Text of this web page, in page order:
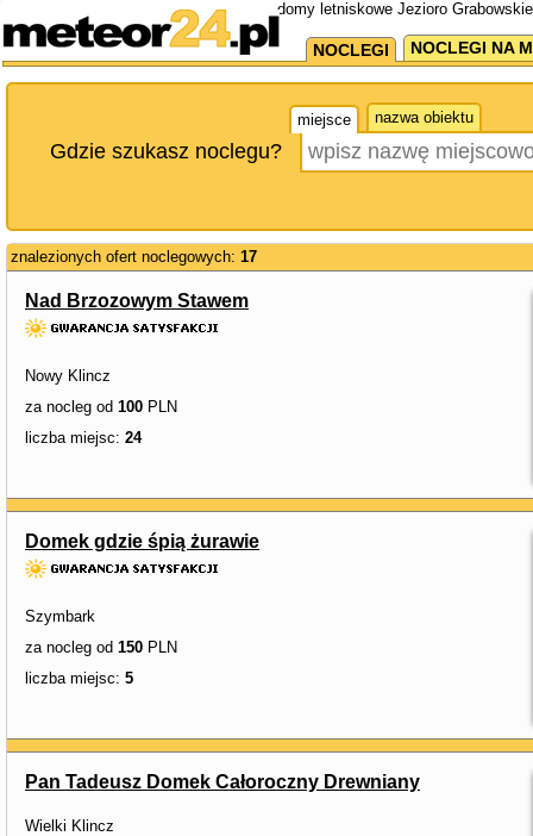
domy letniskowe Jezioro
NOCLEGI NOCLEGI NA
miejsce nazwa obiektu
Gdzie szukasz noclegu?
znalezionych ofert noclegowych: 17
Nad Brzozowym Stawem
Nowy Klincz
za nocleg od 100 PLN
liczba miejsc: 24
Domek gdzie śpią żurawie
Szymbark
za nocleg od 150 PLN
liczba miejsc: 5
Pan Tadeusz Domek Całoroczny Drewniany
Wielki Klincz